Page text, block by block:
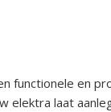
functionele en
elektra laat